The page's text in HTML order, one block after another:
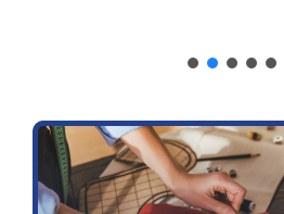
ຂໍ້ມູນ ແລະ ບໍລິການ
ກ່ຽວກັບ ກ